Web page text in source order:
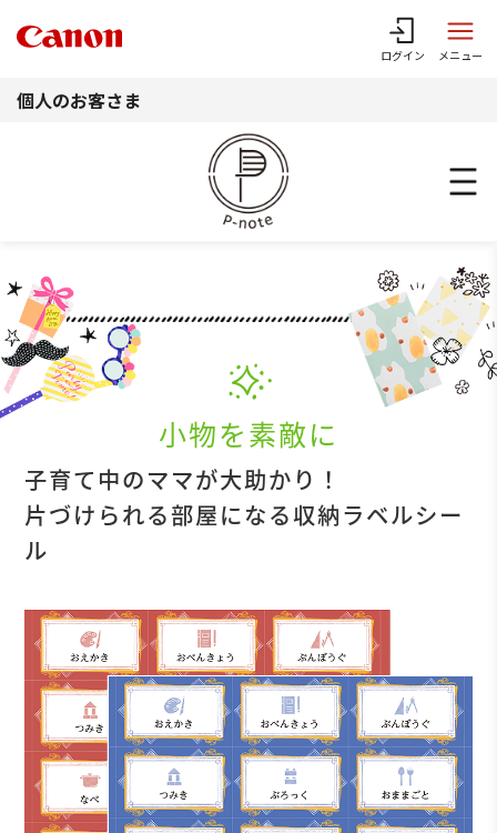
ログイン メニュー
個人のお客さま
小物を素敵に
子育て中のママが大助かり！
片づけられる部屋になる収納ラベルシー
ル